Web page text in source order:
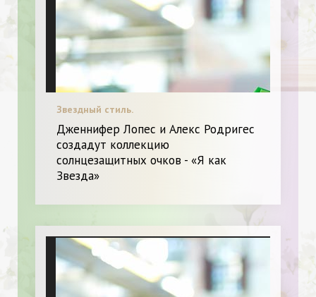
Звездный стиль.
Дженнифер Лопес и Алекс Родригес
создадут коллекцию
солнцезащитных очков - «Я как
Звезда»